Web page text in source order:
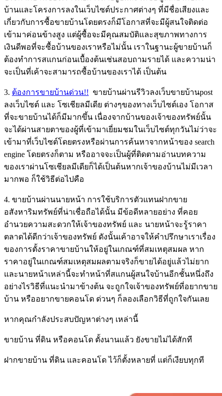
บ้านและโครงการลงในเว็บไซต์ประกาศต่างๆ ที่มีชื่อเสียงและ
เกี่ยวกับการซื้อขายบ้านโดยตรงก็มีโอกาสที่จะมีผู้สนใจติดต่อ
เข้ามาค่อนข้างสูง แต่ผู้ซื้อจะมีคุณสมบัติและสุขภาพทางการ
เงินดีพอที่จะซื้อบ้านของเราหรือไม่นั้น เราในฐานะผู้ขายบ้านก็
ต้องทำการสแกนก่อนเบื้องต้นเช่นสอบถามรายได้ และความน่า
จะเป็นที่เค้าจะสามารถซื้อบ้านของเราได้ เป็นต้น
3. ต้องการขายบ้านด่วน!! ขายบ้านผ่านรีวิวลงเว็บขายบ้านpost
ลงเว็บไซต์ และ โซเชียลมีเดีย ต่างๆของทางเว็บไซต์เอง โอกาส
ที่จะขายบ้านได้ก็มีมากขึ้น เนื่องจากบ้านของเจ้าของทรัพย์นั้น
จะได้ผ่านสายตาของผู้ที่เข้ามาเยี่ยมชมในเว็บไซต์ทุกวันไม่ว่าจะ
เข้ามาที่เว็บไซต์โดยตรงหรือผ่านการค้นหาจากหน้าของ search
engine โดยตรงก็ตาม หรืออาจจะเป็นผู้ที่ติดตามอ่านบทความ
ของเราผ่านโซเชียลมีเดียก็ได้เป็นต้นหากเจ้าของบ้านไม่มีเวลา
มากพอ ก็ใช้วิธีต่อไปคือ
4. ขายบ้านผ่านนายหน้า การใช้บริการตัวแทนฝากขาย
อสังหาริมทรัพย์ที่น่าเชื่อถือได้นั้น มีข้อดีหลายอย่าง ที่คอย
อำนวยความสะดวกให้เจ้าของทรัพย์ และ นายหน้าจะรู้ราคา
ตลาดได้ดีกว่าเจ้าของทรัพย์ ดังนั้นเค้าอาจให้คำปรึกษาเราเรื่อง
ของการตั้งราคาขายบ้านให้อยู่ในเกณฑ์ที่สมเหตุสมผล หาก
ราคาอยู่ในเกณฑ์สมเหตุสมผลตามจริงก็ขายได้อยู่แล้วไม่ยาก
และนายหน้าเหล่านี้จะทำหน้าที่สแกนผู้สนใจบ้านอีกชั้นหนึ่งถึง
อย่างไรวิธีที่แนะนำมาข้างต้น จะถูกใจเจ้าของทรัพย์ที่อยากขาย
บ้าน หรืออยากขายคอนโด ด่วนๆ ก็ลองเลือกวิธีที่ถูกใจกันเลย
หากคุณกำลังประสบปัญหาต่างๆ เหล่านี้
ขายบ้าน ที่ดิน หรือคอนโด ตั้งนานแล้ว ยังขายไม่ได้สักที
ฝากขายบ้าน ที่ดิน และคอนโด ไว้ก็ตั้งหลายที่ แต่ก็เงียบทุกที